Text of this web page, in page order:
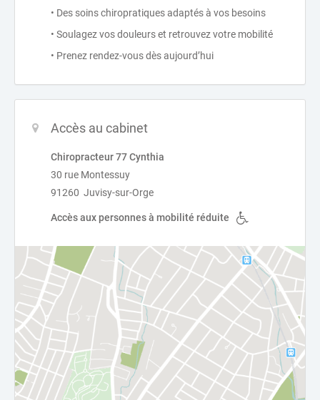
• Des soins chiropratiques adaptés à vos besoins
• Soulagez vos douleurs et retrouvez votre mobilité
• Prenez rendez-vous dès aujourd’hui
Accès au cabinet
Chiropracteur 77 Cynthia
30 rue Montessuy
91260 Juvisy-sur-Orge
Accès aux personnes à mobilité réduite